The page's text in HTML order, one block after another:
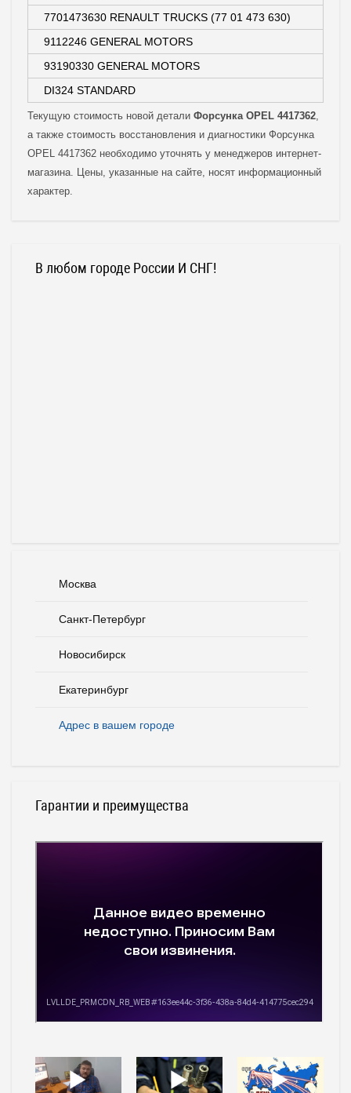
7701473630 RENAULT TRUCKS (77 01 473 630)
9112246 GENERAL MOTORS
93190330 GENERAL MOTORS
DI324 STANDARD
Текущую стоимость новой детали Форсунка OPEL 4417362,
а также стоимость восстановления и диагностики Форсунка
OPEL 4417362 необходимо уточнять у менеджеров интернет-
магазина. Цены, указанные на сайте, носят информационный
характер.
В любом городе России И СНГ!
Москва
Санкт-Петербург
Новосибирск
Екатеринбург
Адрес в вашем городе
Гарантии и преимущества